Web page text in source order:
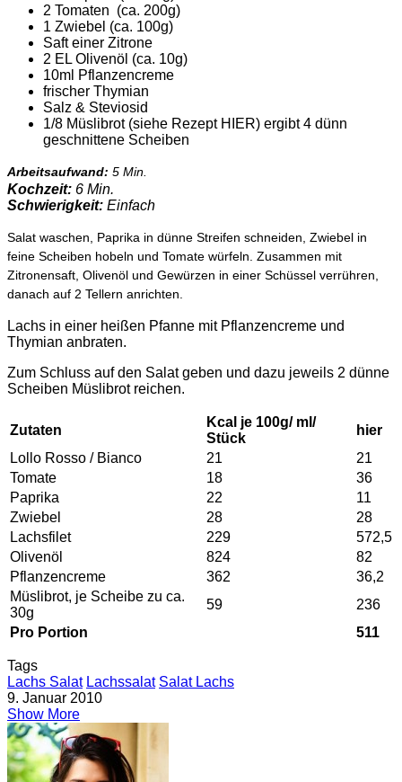
2 Tomaten (ca. 200g)
1 Zwiebel (ca. 100g)
Saft einer Zitrone
2 EL Olivenöl (ca. 10g)
10ml Pflanzencreme
frischer Thymian
Salz & Steviosid
1/8 Müslibrot (siehe Rezept HIER) ergibt 4 dünn
geschnittene Scheiben
Arbeitsaufwand: 5 Min.
Kochzeit: 6 Min.
Schwierigkeit: Einfach
Salat waschen, Paprika in dünne Streifen schneiden, Zwiebel in
feine Scheiben hobeln und Tomate würfeln. Zusammen mit
Zitronensaft, Olivenöl und Gewürzen in einer Schüssel verrühren,
danach auf 2 Tellern anrichten.
Lachs in einer heißen Pfanne mit Pflanzencreme und
Thymian anbraten.
Zum Schluss auf den Salat geben und dazu jeweils 2 dünne
Scheiben Müslibrot reichen.
Zutaten
Kcal je 100g/ ml/
Stück
hier
Lollo Rosso / Bianco
21
21
Tomate
18
36
Paprika
22
11
Zwiebel
28
28
Lachsfilet
229
572,5
Olivenöl
824
82
Pflanzencreme
362
36,2
Müslibrot, je Scheibe zu ca.
30g
59
236
Pro Portion
511
Tags
Lachs Salat Lachssalat Salat Lachs
9. Januar 2010
Show More